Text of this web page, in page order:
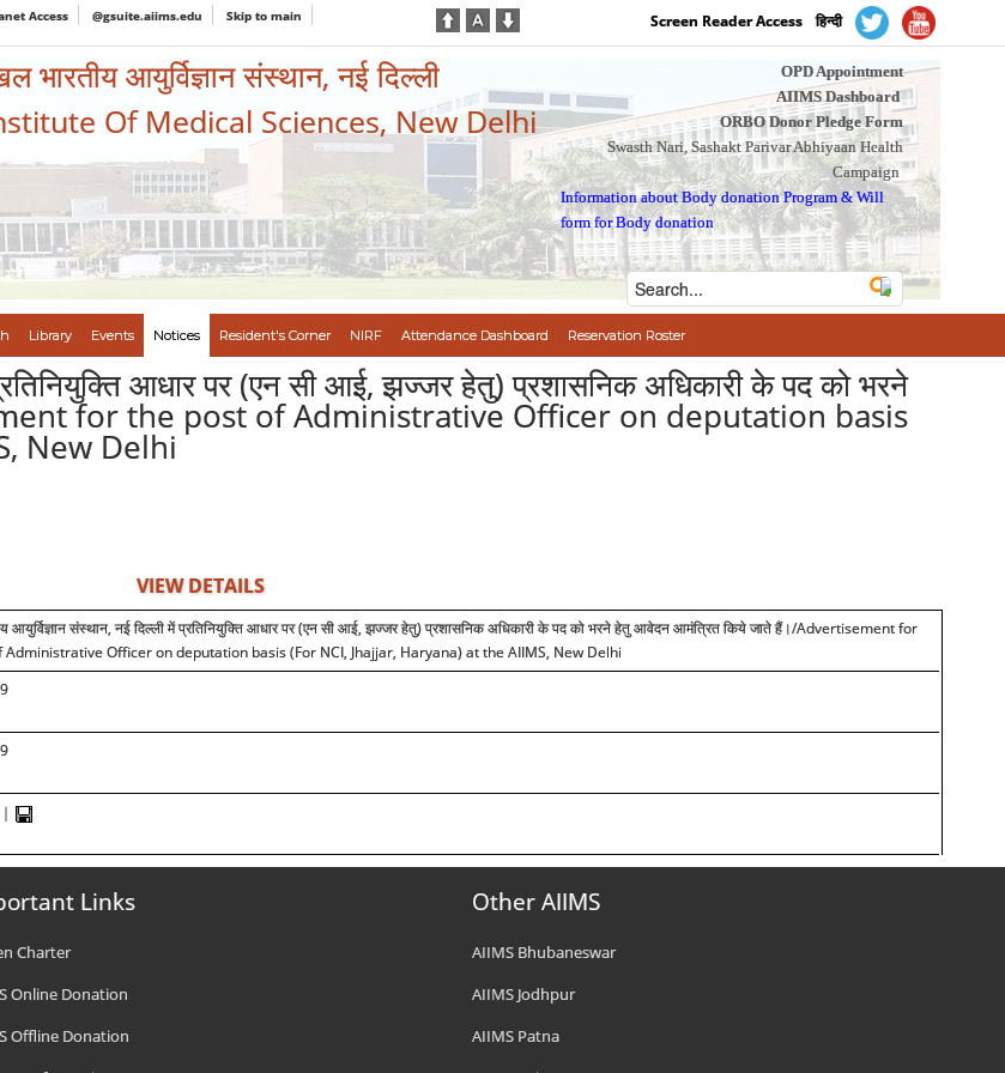
Access @gsuite.aiims.edu Skip to main Screen Reader Access हिन्दी
भारतीय आयुर्विज्ञान संस्थान, नई दिल्ली
Of Medical Sciences, New Delhi
OPD Appointment
AIIMS Dashboard
ORBO Donor Pledge Form
Swasth Nari, Sashakt Parivar Abhiyaan Health
Campaign
Information about Body donation Program &Will
form for Body donation
Library Events Notices Resident's Corner NIRF Attendance Dashboard Reservation Roster
आधार पर (एन सी आई, झज्जर हेतु) प्रशासनिक अधिकारी के पद को भरने
for the post of Administrative Officer on deputation basis
New Delhi
VIEW DETAILS
आयुर्विज्ञान संस्थान, नई दिल्ली में प्रतिनियुक्ति आधार पर (एन सी आई, झज्जर हेतु) प्रशासनिक अधिकारी के पद को भरने हेतु आवेदन आमंत्रित किये जाते हैं।/Advertisement for
Administrative Officer on deputation basis (For NCI, Jhajjar, Haryana) at the AIIMS, New Delhi
Links
Charter
Online Donation
Offline Donation
Other AIIMS
AIIMS Bhubaneswar
AIIMS Jodhpur
AIIMS Patna